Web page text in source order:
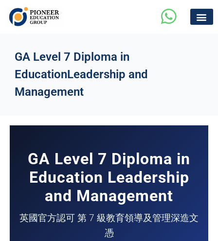
GA Level 7 Diploma in
EducationLeadership and
Management
GA Level 7 Diploma in
Education Leadership
and Management
英國官方認可 第 7 級教育領導及管理深造文
憑